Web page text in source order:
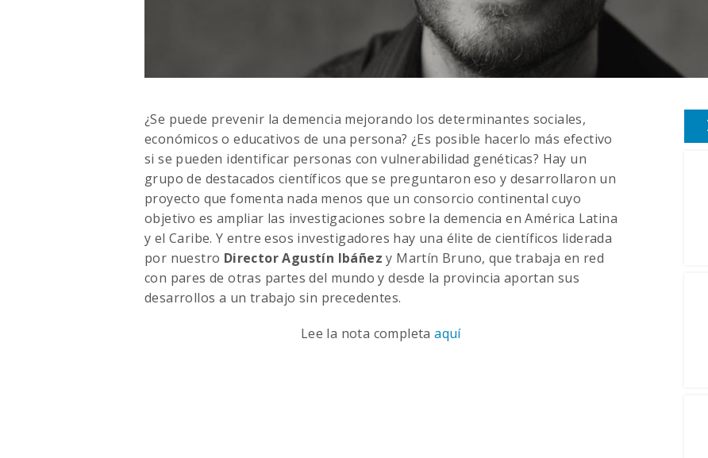
¿Se puede prevenir la demencia mejorando los determinantes sociales,
económicos o educativos de una persona? ¿Es posible hacerlo más efectivo
si se pueden identificar personas con vulnerabilidad genéticas? Hay un
grupo de destacados científicos que se preguntaron eso y desarrollaron un
proyecto que fomenta nada menos que un consorcio continental cuyo
objetivo es ampliar las investigaciones sobre la demencia en América Latina
y el Caribe. Y entre esos investigadores hay una élite de científicos liderada
por nuestro Director Agustín Ibáñez y Martín Bruno, que trabaja en red
con pares de otras partes del mundo y desde la provincia aportan sus
desarrollos a un trabajo sin precedentes.
Lee la nota completa aquí